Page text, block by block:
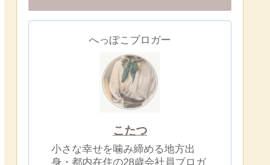
へっぽこブロガー
こたつ
小さな幸せを噛み締める地方出
身・都内在住の28歳会社員ブロガ